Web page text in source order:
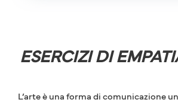
ESERCIZI DI
L’arte è una forma di comunicazione